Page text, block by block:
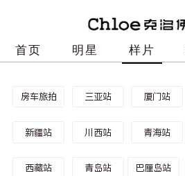
首页 明星 样片
房车旅拍 三亚站 厦门站
新疆站 川西站 青海站
西藏站 青岛站 巴厘岛站